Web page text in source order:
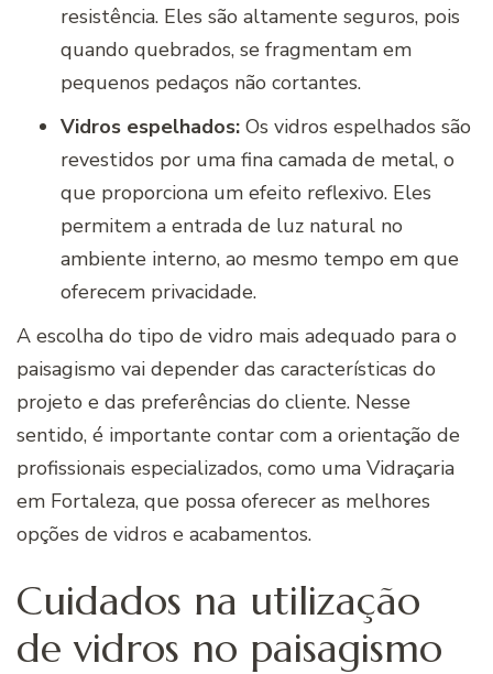
resistência. Eles são altamente seguros, pois
quando quebrados, se fragmentam em
pequenos pedaços não cortantes.
Vidros espelhados: Os vidros espelhados são
revestidos por uma fina camada de metal, o
que proporciona um efeito reflexivo. Eles
permitem a entrada de luz natural no
ambiente interno, ao mesmo tempo em que
oferecem privacidade.
A escolha do tipo de vidro mais adequado para o
paisagismo vai depender das características do
projeto e das preferências do cliente. Nesse
sentido, é importante contar com a orientação de
profissionais especializados, como uma Vidraçaria
em Fortaleza, que possa oferecer as melhores
opções de vidros e acabamentos.
Cuidados na utilização
de vidros no paisagismo